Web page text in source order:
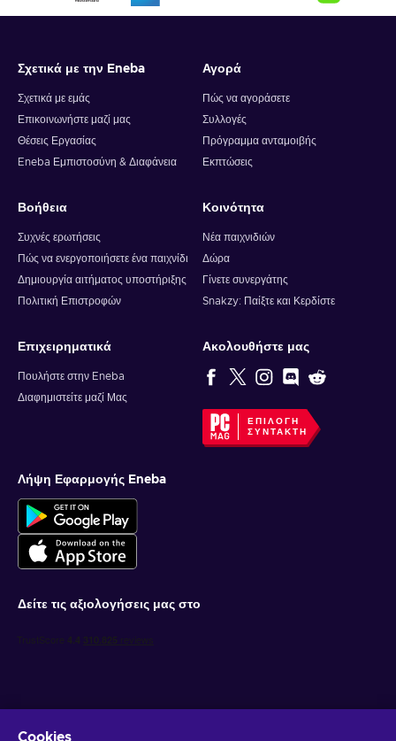
Σχετικά με την Eneba
Σχετικά με εμάς
Επικοινωνήστε μαζί μας
Θέσεις Εργασίας
Eneba Εμπιστοσύνη & Διαφάνεια
Αγορά
Πώς να αγοράσετε
Συλλογές
Πρόγραμμα ανταμοιβής
Εκπτώσεις
Βοήθεια
Συχνές ερωτήσεις
Πώς να ενεργοποιήσετε ένα παιχνίδι
Δημιουργία αιτήματος υποστήριξης
Πολιτική Επιστροφών
Κοινότητα
Νέα παιχνιδιών
Δώρα
Γίνετε συνεργάτης
Snakzy: Παίξτε και Κερδίστε
Επιχειρηματικά
Πουλήστε στην Eneba
Διαφημιστείτε μαζί Μας
Ακολουθήστε μας
ΕΠΙΛΟΓΉ
ΣΥΝΤΆΚΤΗ
Λήψη Εφαρμογής Eneba
Δείτε τις αξιολογήσεις μας στο
Cookies